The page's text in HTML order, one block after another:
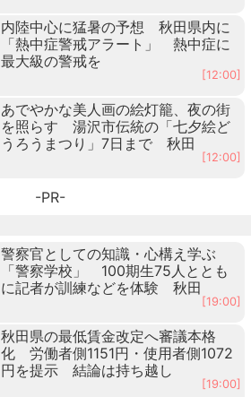
内陸中心に猛暑の予想 秋田県内に
「熱中症警戒アラート」 熱中症に
最大級の警戒を
[12:00]
あでやかな美人画の絵灯籠、夜の街
を照らす 湯沢市伝統の「七夕絵ど
うろうまつり」7日まで 秋田
[12:00]
-PR-
警察官としての知識・心構え学ぶ
「警察学校」 100期生75人ととも
に記者が訓練などを体験 秋田
[19:00]
秋田県の最低賃金改定へ審議本格
化 労働者側1151円・使用者側1072
円を提示 結論は持ち越し
[19:00]